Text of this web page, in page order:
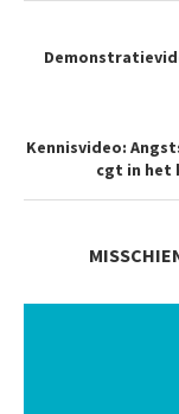
Kennisvideo:
cgt in het